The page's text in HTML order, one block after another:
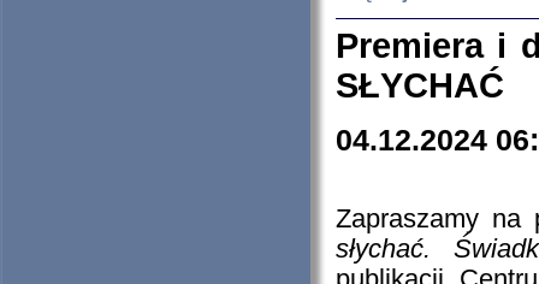
Premiera i
SŁYCHAĆ
04.12.2024
Zapraszamy
słychać.